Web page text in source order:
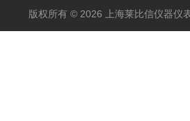
版权所有 © 2026 上海莱比信仪器仪